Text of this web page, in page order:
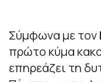
Σύμφωνα με τον
πρώτο κύμα
επηρεάζει τη